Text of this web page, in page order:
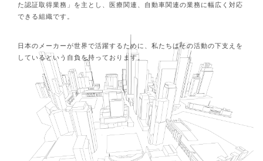
た認証取得業務」を主とし、医療関連、自動車関連の業務に幅広く対応
できる組織です。
日本のメーカーが世界で活躍するために、私たちはその活動の下支えを
しているという自負を持っております。